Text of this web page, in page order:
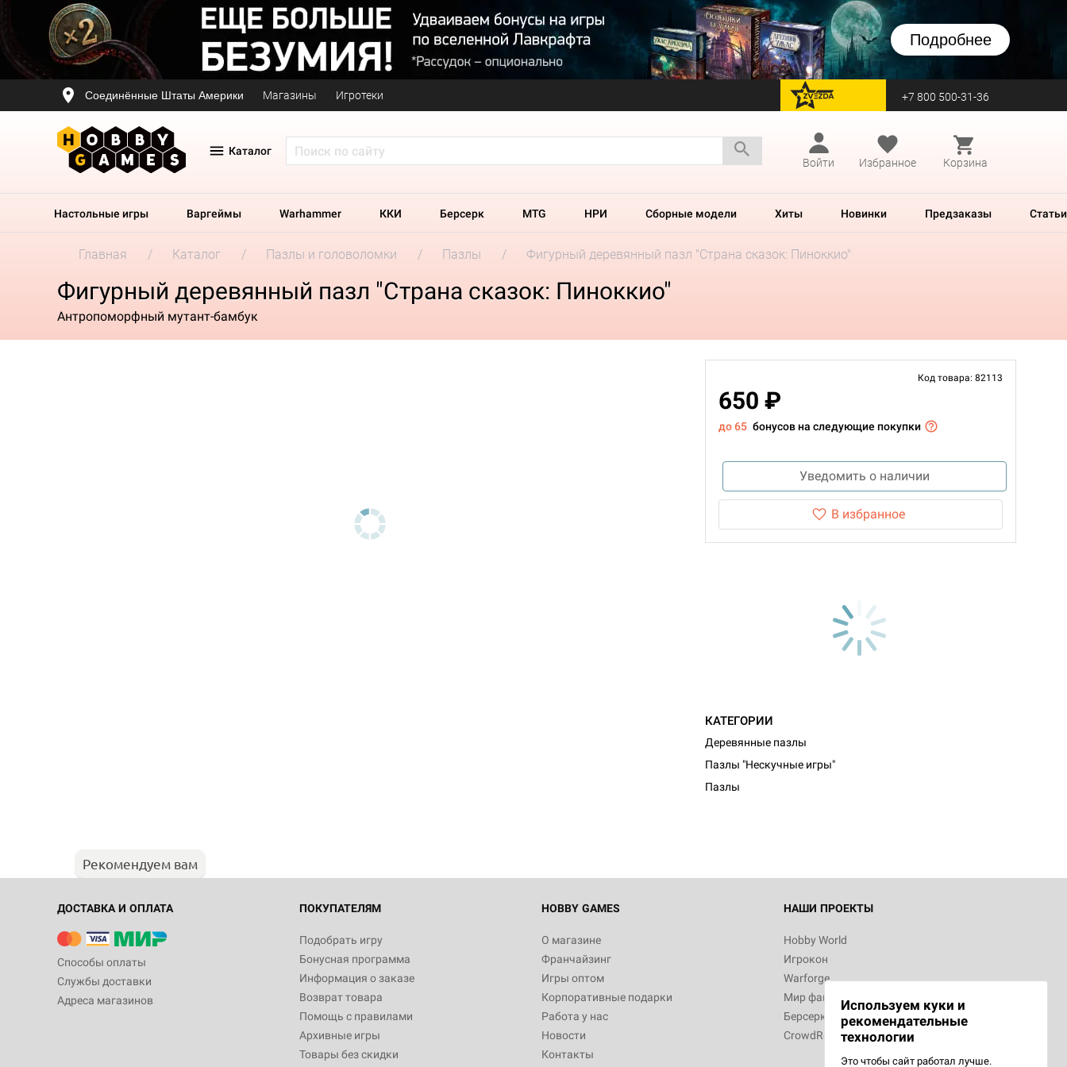
Подробнее
Соединённые Штаты Америки Магазины Игротеки перейти на Zvezda +7 800 500-31-36
Каталог
Войти
Избранное Корзина
Настольные игры Варгеймы Warhammer ККИ Берсерк MTG НРИ Сборные модели Хиты Новинки Предзаказы Статьи
Главная Каталог Пазлы и головоломки Пазлы Фигурный деревянный пазл "Страна сказок: Пиноккио"
Фигурный деревянный пазл "Страна сказок: Пиноккио"
Антропоморфный мутант-бамбук
Код товара: 82113
650 ₽
до 65 бонусов на следующие покупки
Уведомить о наличии
В избранное
КАТЕГОРИИ
Деревянные пазлы
Пазлы "Нескучные игры"
Пазлы
Рекомендуем вам
ДОСТАВКА И ОПЛАТА
Способы оплаты
Службы доставки
Адреса магазинов
ПОКУПАТЕЛЯМ
Подобрать игру
Бонусная программа
Информация о заказе
Возврат товара
Помощь с правилами
Архивные игры
Товары без скидки
HOBBY GAMES
О магазине
Франчайзинг
Игры оптом
Корпоративные подарки
Работа у нас
Новости
Контакты
НАШИ ПРОЕКТЫ
Hobby World
Игрокон
Warforge
Мир фантастики
Берсерк
CrowdRepublic
Используем куки и
рекомендательные
технологии
Это чтобы сайт работал лучше.